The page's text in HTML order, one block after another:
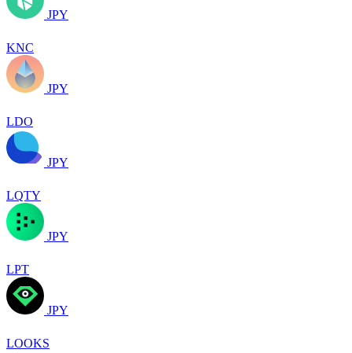
JPY
KNC
JPY
LDO
JPY
LQTY
JPY
LPT
JPY
LOOKS